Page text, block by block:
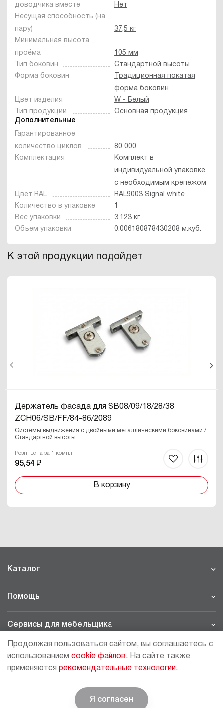
доводчика вместе
Нет
Несущая способность (на
пару)
37,5 кг
Минимальная высота
проёма
105 мм
Тип боковин
Стандартной высоты
Форма боковин
Традиционная покатая
форма боковин
Цвет изделия
W - Белый
Тип продукции
Основная продукция
Дополнительные
Гарантированное
количество циклов
80 000
Комплектация
Комплект в
индивидуальной упаковке
с необходимым крепежом
Цвет RAL
RAL9003 Signal white
Количество в упаковке
1
Вес упаковки
3.123 кг
Объем упаковки
0.006180878430208 м.куб.
К этой продукции подойдет
Держатель фасада для SB08/09/18/28/38
ZCH06/SB/FF/84-86/2089
Системы выдвижения с двойными металлическими боковинами /
Стандартной высоты
Розн. цена за 1 компл
95,54 ₽
В корзину
Каталог
Помощь
Сервисы для мебельщика
© BOYARD | Решение для мебели
МОСКВА - ШОУРУМ/СКЛАД
Продолжая пользоваться сайтом, вы соглашаетесь с
использованием cookie файлов. На сайте также
применяются рекомендательные технологии.
Я согласен